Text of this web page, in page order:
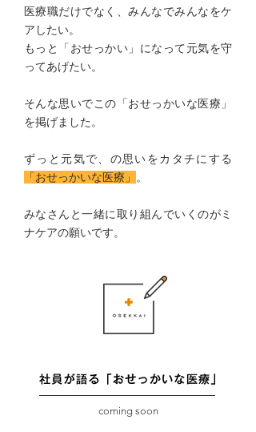
医療職だけでなく、みんなでみんなをケ
アしたい。
もっと「おせっかい」になって元気を守
ってあげたい。
そんな思いでこの「おせっかいな医療」
を掲げました。
ずっと元気で、の思いをカタチにする
「おせっかいな医療」
。
みなさんと一緒に取り組んでいくのがミ
ナケアの願いです。
coming soon